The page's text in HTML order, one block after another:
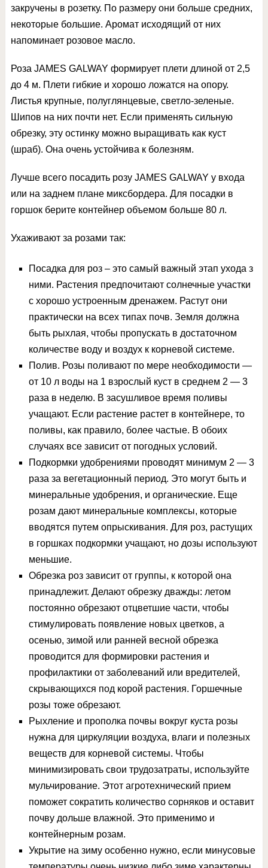
закручены в розетку. По размеру они больше средних,
некоторые большие. Аромат исходящий от них
напоминает розовое масло.
Роза JAMES GALWAY формирует плети длиной от 2,5
до 4 м. Плети гибкие и хорошо ложатся на опору.
Листья крупные, полуглянцевые, светло-зеленые.
Шипов на них почти нет. Если применять сильную
обрезку, эту остинку можно выращивать как куст
(шраб). Она очень устойчива к болезням.
Лучше всего посадить розу JAMES GALWAY у входа
или на заднем плане миксбордера. Для посадки в
горшок берите контейнер объемом больше 80 л.
Ухаживают за розами так:
Посадка для роз – это самый важный этап ухода з
ними. Растения предпочитают солнечные участки
с хорошо устроенным дренажем. Растут они
практически на всех типах почв. Земля должна
быть рыхлая, чтобы пропускать в достаточном
количестве воду и воздух к корневой системе.
Полив. Розы поливают по мере необходимости —
от 10 л воды на 1 взрослый куст в среднем 2 — 3
раза в неделю. В засушливое время поливы
учащают. Если растение растет в контейнере, то
поливы, как правило, более частые. В обоих
случаях все зависит от погодных условий.
Подкормки удобрениями проводят минимум 2 — 3
раза за вегетационный период. Это могут быть и
минеральные удобрения, и органические. Еще
розам дают минеральные комплексы, которые
вводятся путем опрыскивания. Для роз, растущих
в горшках подкормки учащают, но дозы используют
меньшие.
Обрезка роз зависит от группы, к которой она
принадлежит. Делают обрезку дважды: летом
постоянно обрезают отцветшие части, чтобы
стимулировать появление новых цветков, а
осенью, зимой или ранней весной обрезка
проводится для формировки растения и
профилактики от заболеваний или вредителей,
скрывающихся под корой растения. Горшечные
розы тоже обрезают.
Рыхление и прополка почвы вокруг куста розы
нужна для циркуляции воздуха, влаги и полезных
веществ для корневой системы. Чтобы
минимизировать свои трудозатраты, используйте
мульчирование. Этот агротехнический прием
поможет сократить количество сорняков и оставит
почву дольше влажной. Это применимо и
контейнерным розам.
Укрытие на зиму особенно нужно, если минусовые